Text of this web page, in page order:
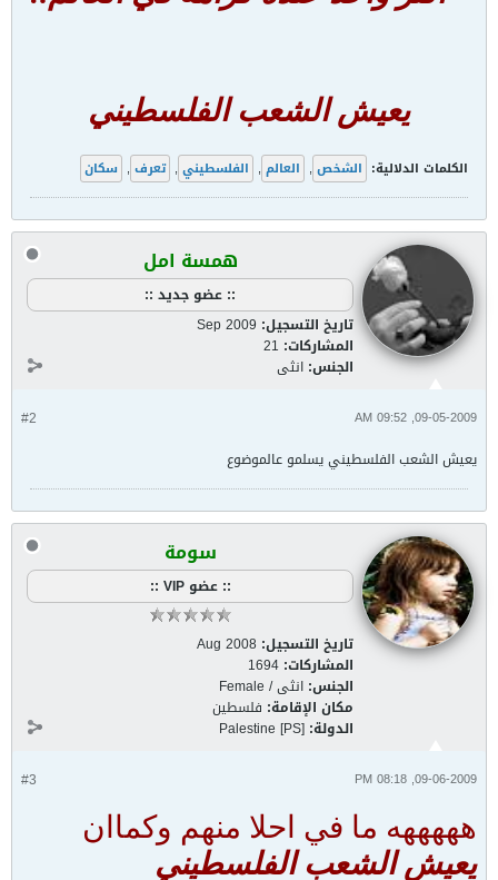
يعيش الشعب الفلسطيني
الكلمات الدلالية: الشخص , العالم , الفلسطيني , تعرف , سكان
همسة امل
:: عضو جديد ::
تاريخ التسجيل: Sep 2009
المشاركات: 21
الجنس: انثى
#2 09-05-2009, 09:52 AM
يعيش الشعب الفلسطيني يسلمو عالموضوع
سومة
:: عضو VIP ::
تاريخ التسجيل: Aug 2008
المشاركات: 1694
الجنس: انثى / Female
مكان الإقامة: فلسطين
الدولة: Palestine [PS]
#3 09-06-2009, 08:18 PM
هههههه ما في احلا منهم وكماان
يعيش الشعب الفلسطيني